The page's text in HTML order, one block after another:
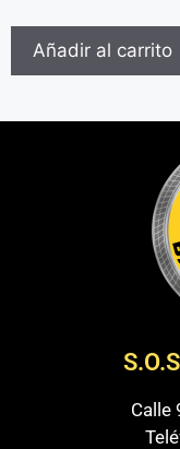
Añadir al carrito
Calle